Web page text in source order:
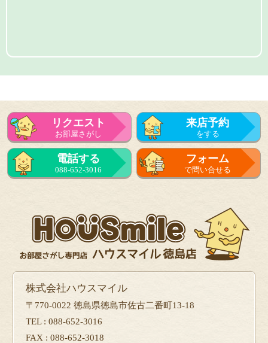
リクエスト
お部屋さがし
来店予約
をする
電話する
088-652-3016
フォーム
で問い合せる
株式会社ハウスマイル
〒770-0022 徳島県徳島市佐古二番町13-18
TEL : 088-652-3016
FAX : 088-652-3018